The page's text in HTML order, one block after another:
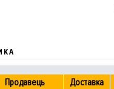
Продавець Доставка